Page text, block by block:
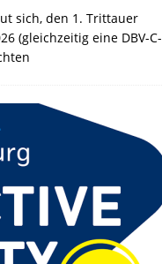
sich, den 1. Trittauer
(gleichzeitig eine DBV-C-